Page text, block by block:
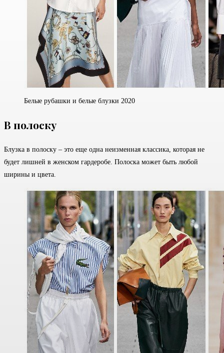
Белые рубашки и белые блузки 2020
В полоску
Блузка в полоску – это еще одна неизменная классика, которая не
будет лишней в женском гардеробе. Полоска может быть любой
ширины и цвета.